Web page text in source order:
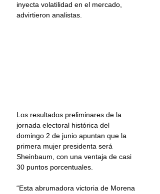
inyecta volatilidad en el mercado,
advirtieron analistas.
Los resultados preliminares de la
jornada electoral histórica del
domingo 2 de junio apuntan que la
primera mujer presidenta será
Sheinbaum, con una ventaja de casi
30 puntos porcentuales.
“Esta abrumadora victoria de Morena